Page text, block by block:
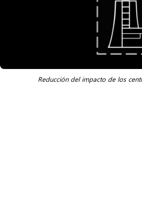
Reducción del impacto de los